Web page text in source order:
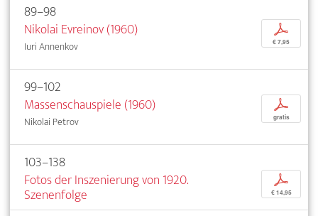
89–98
Nikolai Evreinov (1960)
Iuri Annenkov
p
€ 7,95
99–102
Massenschauspiele (1960)
Nikolai Petrov
p
gratis
103–138
Fotos der Inszenierung von 1920.
Szenenfolge
p
€ 14,95